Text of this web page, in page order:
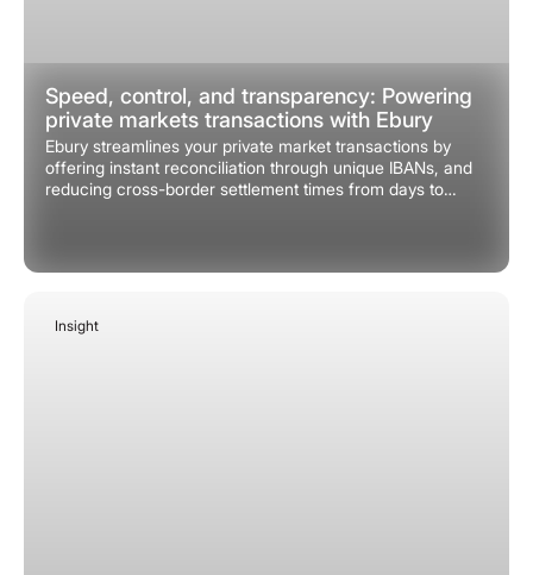
Speed, control, and transparency: Powering
private markets transactions with Ebury
Ebury streamlines your private market transactions by
offering instant reconciliation through unique IBANs, and
reducing cross-border settlement times from days to
your cash positions.
Insight